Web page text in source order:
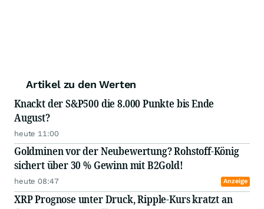
Artikel zu den Werten
Knackt der S&P500 die 8.000 Punkte bis Ende
August?
heute 11:00
Goldminen vor der Neubewertung? Rohstoff-König
sichert über 30 % Gewinn mit B2Gold!
heute 08:47 Anzeige
XRP Prognose unter Druck, Ripple-Kurs kratzt an